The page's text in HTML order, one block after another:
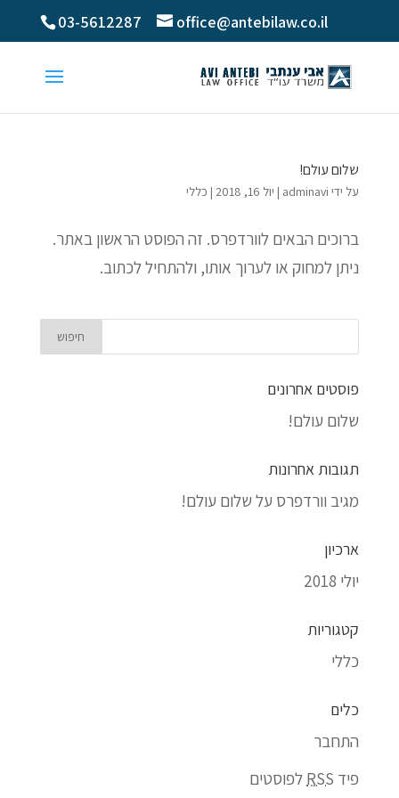
03-5612287 office@antebilaw.co.il
שלום עולם!
על ידי adminavi
| יול 16, 2018 | כללי
ברוכים הבאים לוורדפרס. זה הפוסט הראשון באתר.
ניתן למחוק או לערוך אותו, ולהתחיל לכתוב.
פוסטים אחרונים
שלום עולם!
תגובות אחרונות
מגיב וורדפרס על שלום עולם!
ארכיון
יולי 2018
קטגוריות
כללי
כלים
התחבר
פיד RSS לפוסטים